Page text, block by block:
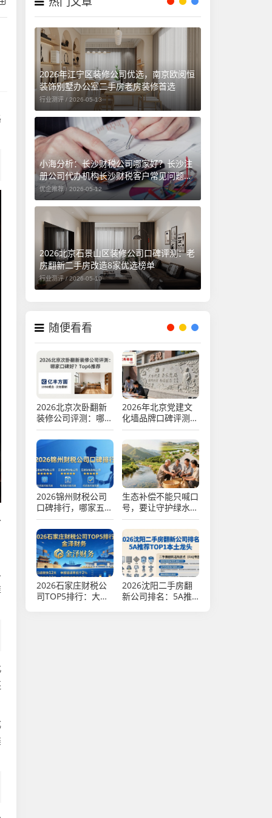
2026年江宁区装修公司优选，南京欧阅恒
装饰别墅办公室二手房老房装修首选
行业测评 / 2026-05-13
小海分析：长沙财税公司哪家好？长沙注
册公司代办机构长沙财税客户常见问题汇
总（长沙勤和财务专属解答）
优企推荐 / 2026-05-12
2026北京石景山区装修公司口碑评测：老
房翻新二手房改造8家优选榜单
行业测评 /2026-05-10
随便看看
2026北京次卧翻新
装修公司评测：哪家
口碑好？Top6推荐
2026年北京党建文
化墙品牌口碑评测热
门排行TOP8推荐
2026锦州财税公司
口碑排行，哪家五星
推荐？
生态补偿不能只喊口
号，要让守护绿水青
山的人兜里有钱
2026石家庄财税公
司TOP5排行：大中
2026沈阳二手房翻
新公司排名：5A推